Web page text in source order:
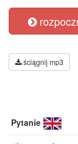
ściągnij mp3
Pytanie